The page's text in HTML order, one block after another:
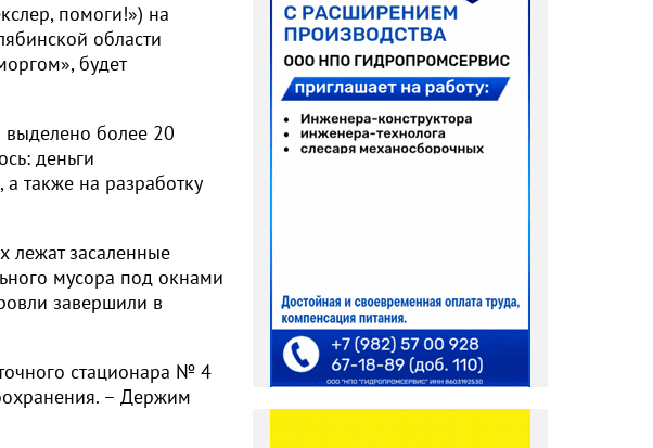
помоги!») на
области
будет
выделено более 20
деньги
также на разработку
лежат засаленные
мусора под окнами
завершили в
стационара № 4
– Держим